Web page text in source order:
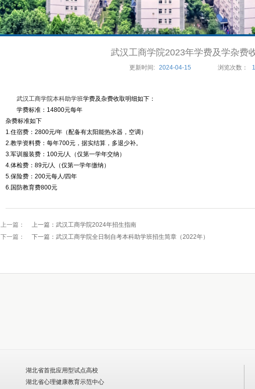
武汉工商学院2023年学费及学杂费
更新时间: 2024-04-15 浏览次数：
武汉工商学院本科助学班学费及杂费收取明细如下：
学费标准：14800元每年
杂费标准如下
1.住宿费：2800元/年（配备有太阳能热水器，空调）
2.教学资料费：每年700元，据实结算，多退少补。
3.军训服装费：100元/人（仅第一学年交纳）
4.体检费：89元/人（仅第一学年缴纳）
5.保险费：200元每人/四年
6.国防教育费800元
上一篇： 上一篇： 武汉工商学院2024年招生指南
下一篇：
下一篇： 武汉工商学院全日制自考本科助学班招生简章（2022年）
湖北省首批应用型试点高校
湖北省心理健康教育示范中心